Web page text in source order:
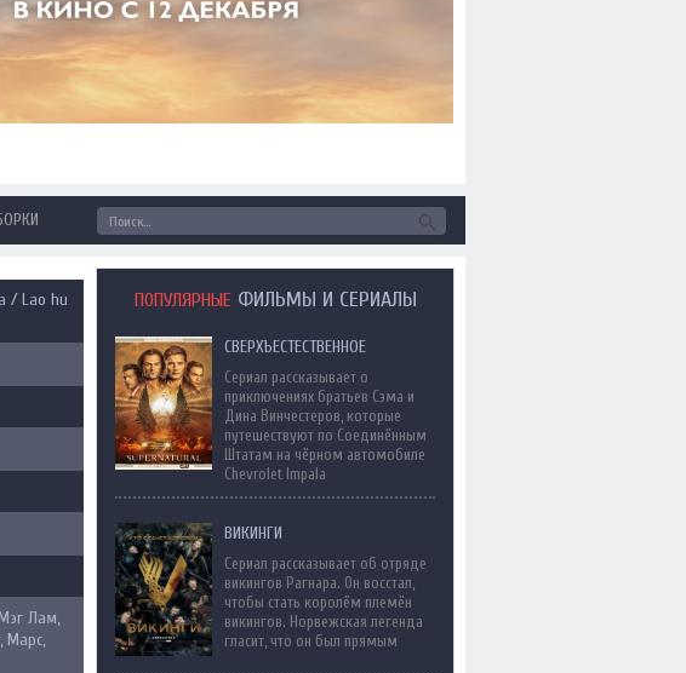
/ Lao hu
Лам,
Марс,
ПОПУЛЯРНЫЕ ФИЛЬМЫ И СЕРИАЛЫ
СВЕРХЪЕСТЕСТВЕННОЕ
Сериал рассказывает о
приключениях братьев Сэма и
Дина Винчестеров, которые
путешествуют по Соединённым
Штатам на чёрном автомобиле
Chevrolet Impala
ВИКИНГИ
Сериал рассказывает об отряде
викингов Рагнара. Он восстал,
чтобы стать королём племён
викингов. Норвежская легенда
гласит, что он был прямым